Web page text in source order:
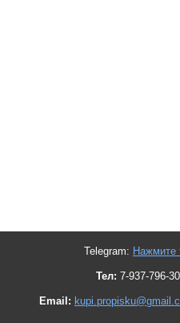
Telegram: Нажмите
Тел: 7-937-796-
Email: